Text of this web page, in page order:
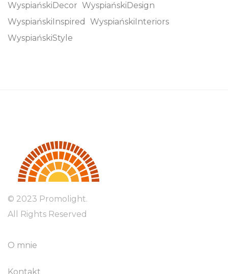
WyspiańskiDecor WyspiańskiDesign
WyspiańskiInspired
WyspiańskiInteriors
WyspiańskiStyle
© 2023 Promolight.
All Rights Reserved
O mnie
Kontakt